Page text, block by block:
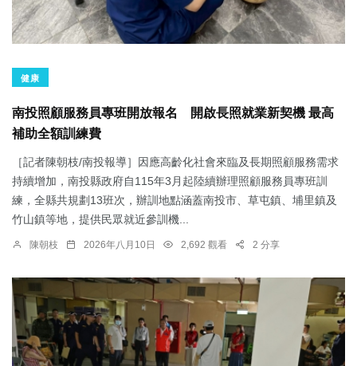
健康
南投照顧服務員專班開放報名 開啟長照就業新契機 最高
補助全額訓練費
［記者陳朝枝/南投報導］因應高齡化社會來臨及長期照顧服務需求
持續增加，南投縣政府自115年3月起陸續辦理照顧服務員專班訓
練，全縣共規劃13班次，辦訓地點涵蓋南投市、草屯鎮、埔里鎮及
竹山鎮等地，提供民眾就近參訓機...
陳朝枝 2026年八月10日 2,692 觀看 2 分享